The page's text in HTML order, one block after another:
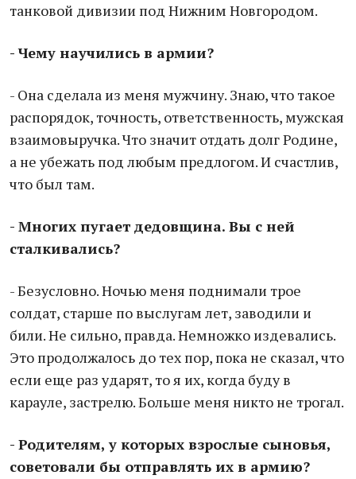
танковой дивизии под Нижним Новгородом.
- Чему научились в армии?
- Она сделала из меня мужчину. Знаю, что такое
распорядок, точность, ответственность, мужская
взаимовыручка. Что значит отдать долг Родине,
а не убежать под любым предлогом. И счастлив,
что был там.
- Многих пугает дедовщина. Вы с ней
сталкивались?
- Безусловно. Ночью меня поднимали трое
солдат, старше по выслугам лет, заводили и
били. Не сильно, правда. Немножко издевались.
Это продолжалось до тех пор, пока не сказал, что
если еще раз ударят, то я их, когда буду в
карауле, застрелю. Больше меня никто не трогал.
- Родителям, у которых взрослые сыновья,
советовали бы отправлять их в армию?